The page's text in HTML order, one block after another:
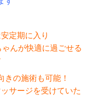
定期に入り
んが快適に過ごせる
きの施術も可能！
サージを受けていた